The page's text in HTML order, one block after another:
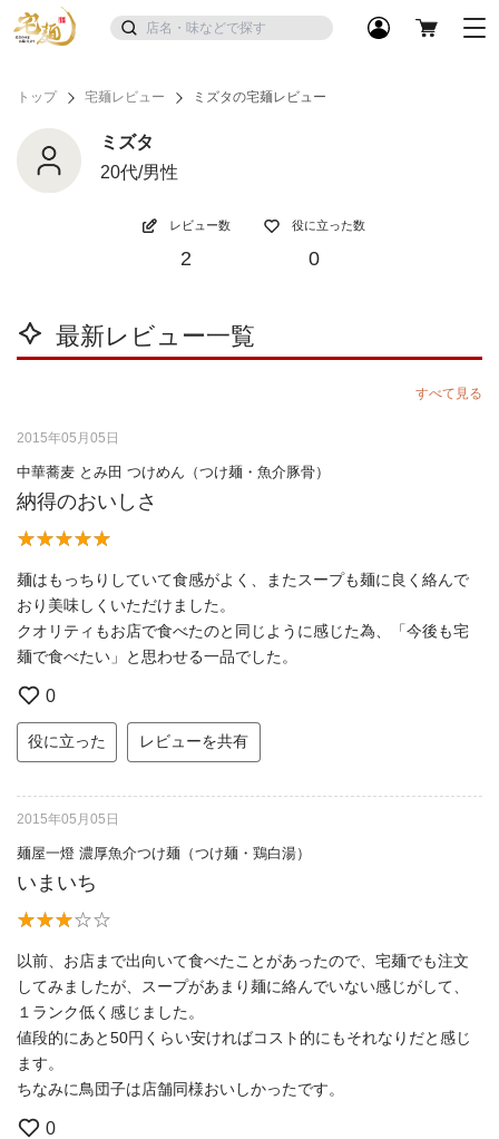
トップ 宅麺レビュー ミズタの宅麺レビュー
ミズタ
20代/男性
レビュー数
2
役に立った数
0
最新レビュー一覧
すべて見る
2015年05月05日
中華蕎麦 とみ田 つけめん（つけ麺・魚介豚骨）
納得のおいしさ
麺はもっちりしていて食感がよく、またスープも麺に良く絡んで
おり美味しくいただけました。
クオリティもお店で食べたのと同じように感じた為、「今後も宅
麺で食べたい」と思わせる一品でした。
0
役に立った レビューを共有
2015年05月05日
麺屋一燈 濃厚魚介つけ麺（つけ麺・鶏白湯）
いまいち
以前、お店まで出向いて食べたことがあったので、宅麺でも注文
してみましたが、スープがあまり麺に絡んでいない感じがして、
１ランク低く感じました。
値段的にあと50円くらい安ければコスト的にもそれなりだと感じ
ます。
ちなみに鳥団子は店舗同様おいしかったです。
0